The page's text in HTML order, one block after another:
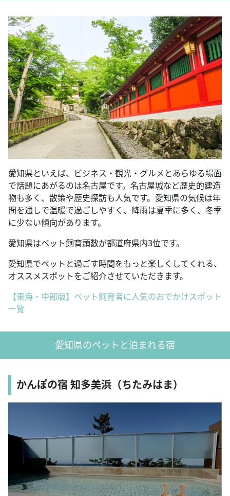
愛知県といえば、ビジネス・観光・グルメとあらゆる場面
で話題にあがるのは名古屋です。名古屋城など歴史的建造
物も多く、散策や歴史探訪も人気です。愛知県の気候は年
間を通しで温暖で過ごしやすく、降雨は夏季に多く、冬季
に少ない傾向があります。
愛知県はペット飼育頭数が都道府県内3位です。
愛知県でペットと過ごす時間をもっと楽しくしてくれる、
オススメスポットをご紹介させていただきます。
【東海・中部版】ペット飼育者に人気のおでかけスポット
一覧
愛知県のペットと泊まれる宿
かんぽの宿 知多美浜（ちたみはま）